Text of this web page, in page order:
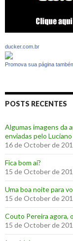
ducker.com.br
Promova sua página
POSTS RECENTES
Algumas imagens da
enviadas pelo
16 de October de
‪Fica bom aí?‬
15 de October de
Uma boa noite para
15 de October de
‪Couto Pereira agora,
15 de October de